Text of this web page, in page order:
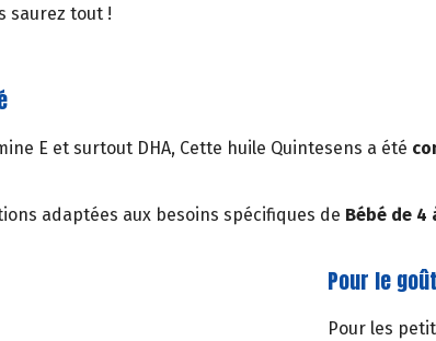
saurez tout !
E et surtout DHA, Cette huile Quintesens a été
adaptées aux besoins spécifiques de Bébé de 4
Pour le
Pour les